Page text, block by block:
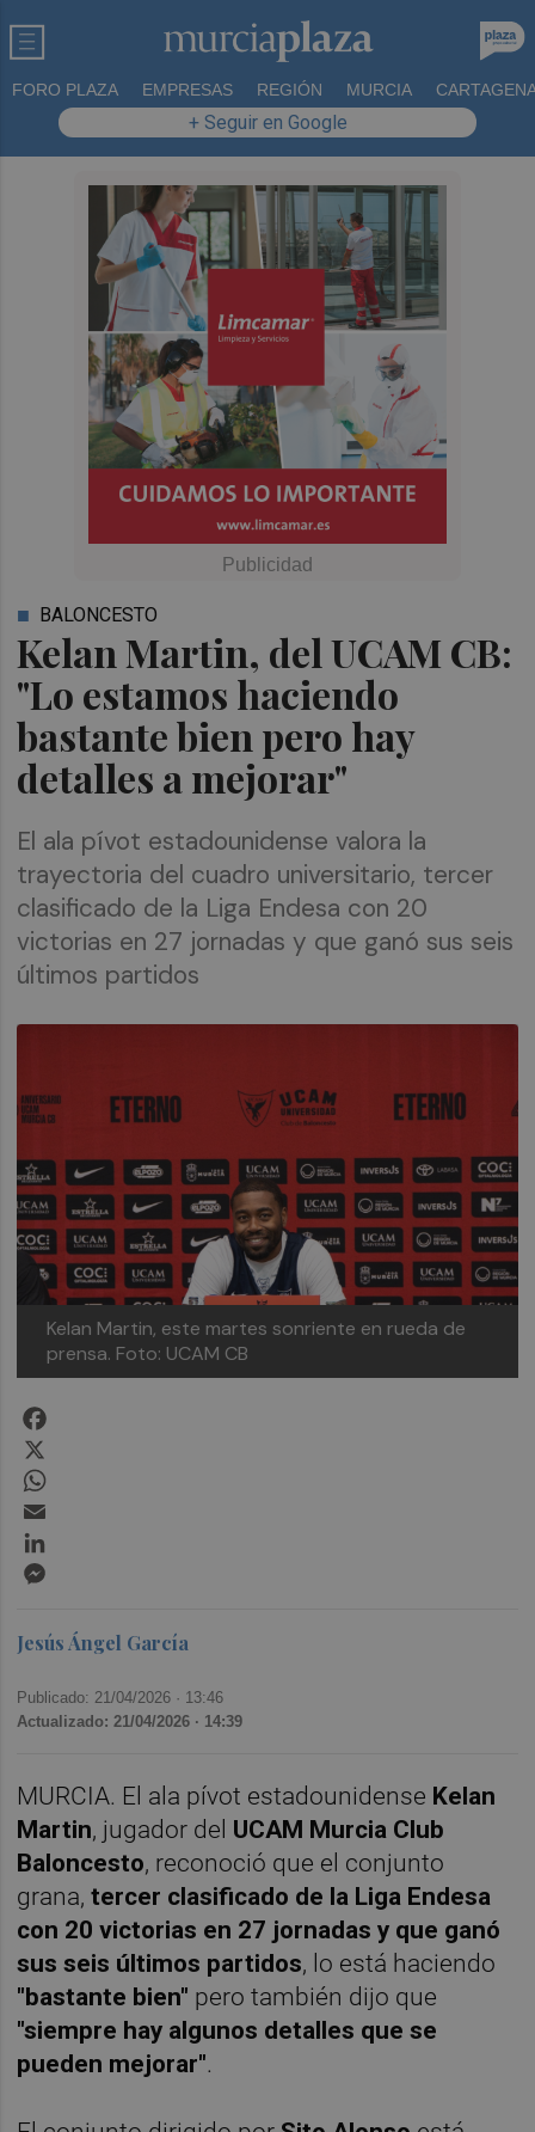
FORO PLAZA EMPRESAS REGIÓN MURCIA
+ Seguir en Google
Kelan Martin, del UCAM CB:
"Lo estamos haciendo
bastante bien pero hay
detalles a mejorar"
BALONCESTO
El ala pívot estadounidense valora la
trayectoria del cuadro universitario, tercer
clasificado de la Liga Endesa con 20
victorias en 27 jornadas y que ganó sus seis
últimos partidos
Kelan Martin, este martes sonriente en rueda de
prensa. Foto: UCAM CB
Jesús Ángel García
Publicado: 21/04/2026 · 13:46
Actualizado: 21/04/2026 · 14:39
MURCIA. El ala pívot estadounidense Kelan
Martin, jugador del UCAM Murcia Club
Baloncesto, reconoció que el conjunto
grana, tercer clasificado de la Liga Endesa
con 20 victorias en 27 jornadas y que ganó
sus seis últimos partidos, lo está haciendo
"bastante bien" pero también dijo que
"siempre hay algunos detalles que se
pueden mejorar".